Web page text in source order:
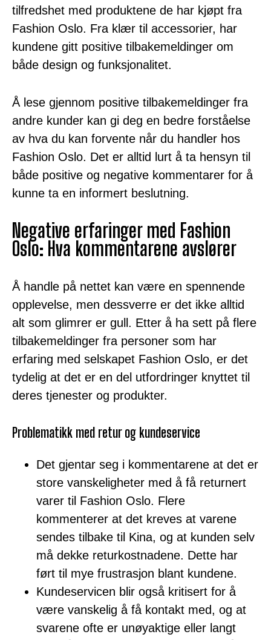
tilfredshet med produktene de har kjøpt fra
Fashion Oslo. Fra klær til accessorier, har
kundene gitt positive tilbakemeldinger om
både design og funksjonalitet.
Å lese gjennom positive tilbakemeldinger fra
andre kunder kan gi deg en bedre forståelse
av hva du kan forvente når du handler hos
Fashion Oslo. Det er alltid lurt å ta hensyn til
både positive og negative kommentarer for å
kunne ta en informert beslutning.
Negative erfaringer med Fashion
Oslo: Hva kommentarene avslører
Å handle på nettet kan være en spennende
opplevelse, men dessverre er det ikke alltid
alt som glimrer er gull. Etter å ha sett på flere
tilbakemeldinger fra personer som har
erfaring med selskapet Fashion Oslo, er det
tydelig at det er en del utfordringer knyttet til
deres tjenester og produkter.
Problematikk med retur og kundeservice
Det gjentar seg i kommentarene at det er
store vanskeligheter med å få returnert
varer til Fashion Oslo. Flere
kommenterer at det kreves at varene
sendes tilbake til Kina, og at kunden selv
må dekke returkostnadene. Dette har
ført til mye frustrasjon blant kundene.
Kundeservicen blir også kritisert for å
være vanskelig å få kontakt med, og at
svarene ofte er unøyaktige eller langt